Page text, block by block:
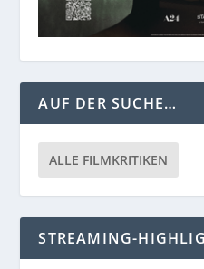
AUF DER SUCHE…
ALLE FILMKRITIKEN
STREAMING-